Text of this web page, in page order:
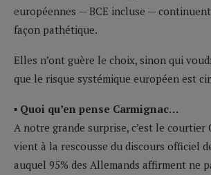
européennes — BCE incluse —
façon pathétique.
Elles n’ont guère le choix, sinon qui
que le risque systémique européen est
▪ Quoi qu’en pense Carmignac…
A notre grande surprise, c’est le courtier
vient à la rescousse du discours officiel
auquel 95% des Allemands affirment ne